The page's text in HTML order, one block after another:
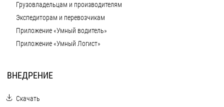
Грузовладельцам и производителям
Экспедиторам и перевозчикам
Приложение «Умный водитель»
Приложение «Умный Логист»
ВНЕДРЕНИЕ
Скачать